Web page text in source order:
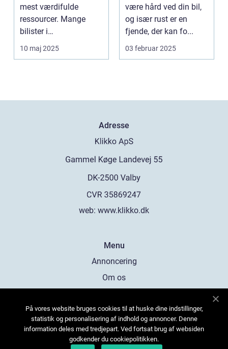
mest værdifulde
ressourcer. Mange
bilister i
Storkøbenhavn &os...
10 maj 2025
være hård ved din bil,
og især rust er en
fjende, der kan fo...
03 februar 2025
Adresse
web: www.klikko.dk
Menu
Annoncering
Om os
Kontakt os
Sitemap
På vores website bruges cookies til at huske dine indstillinger,
statistik og personalisering af indhold og annoncer. Denne
information deles med tredjepart. Ved fortsat brug af websiden
godkender du cookiepolitikken.